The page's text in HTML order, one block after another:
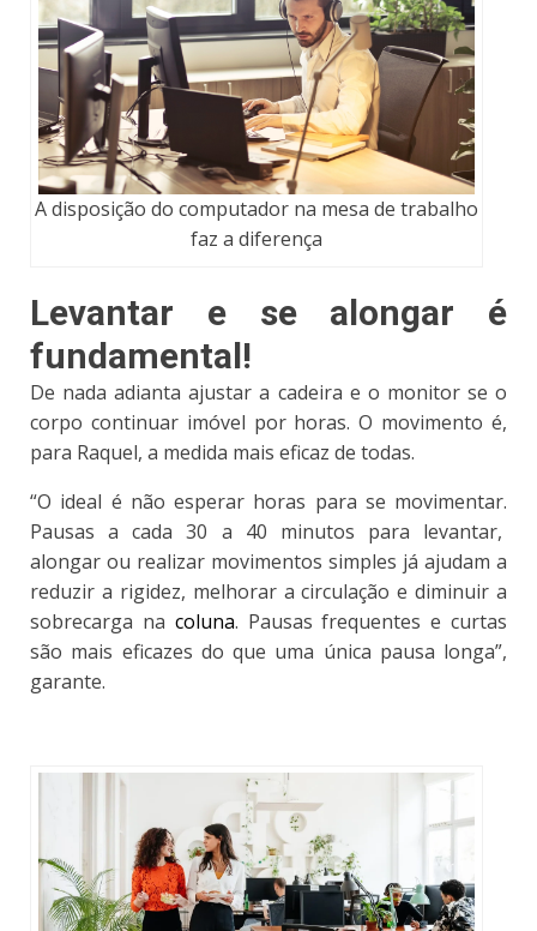
A disposição do computador na mesa de trabalho
faz a diferença
Levantar e se alongar é
fundamental!
De nada adianta ajustar a cadeira e o monitor se o
corpo continuar imóvel por horas. O movimento é,
para Raquel, a medida mais eficaz de todas.
“O ideal é não esperar horas para se movimentar.
Pausas a cada 30 a 40 minutos para levantar,
alongar ou realizar movimentos simples já ajudam a
reduzir a rigidez, melhorar a circulação e diminuir a
sobrecarga na coluna. Pausas frequentes e curtas
são mais eficazes do que uma única pausa longa”,
garante.